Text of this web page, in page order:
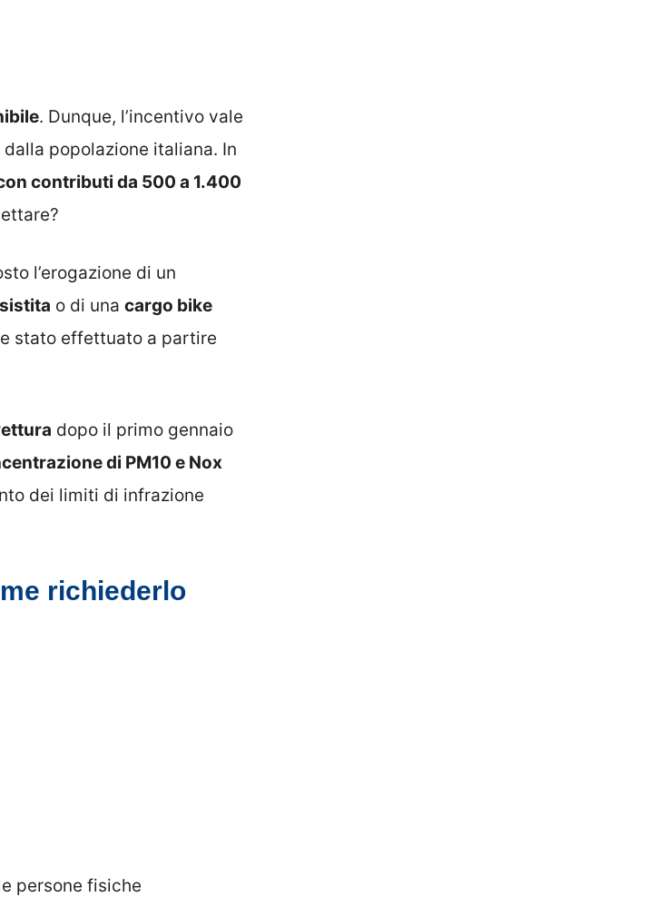
. Dunque, l’incentivo vale
popolazione italiana. In
contributi da 500 a 1.400
l’erogazione di un
o di una cargo bike
stato effettuato a partire
dopo il primo gennaio
di PM10 e Nox
dei limiti di infrazione
richiederlo
persone fisiche